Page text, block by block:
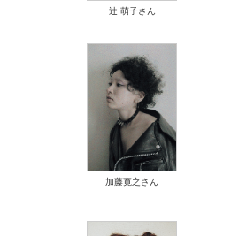
辻 萌子さん
加藤寛之さん